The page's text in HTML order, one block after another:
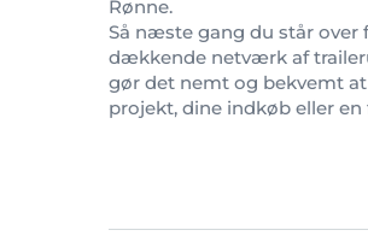
Rønne.
Så næste gang du står over
dækkende netværk af
gør det nemt og bekvemt
projekt, dine indkøb eller